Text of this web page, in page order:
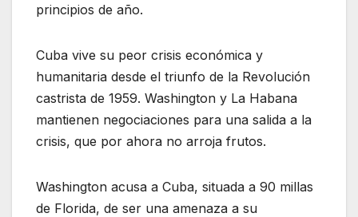
principios de año.
Cuba vive su peor crisis económica y
humanitaria desde el triunfo de la Revolución
castrista de 1959. Washington y La Habana
mantienen negociaciones para una salida a la
crisis, que por ahora no arroja frutos.
Washington acusa a Cuba, situada a 90 millas
de Florida, de ser una amenaza a su